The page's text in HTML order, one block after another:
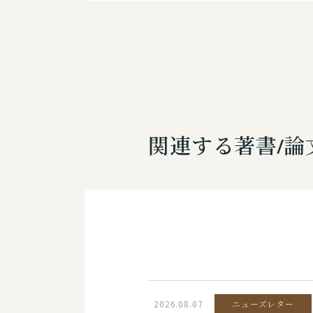
関連する著書/論
2026.08.07 ニューズレター